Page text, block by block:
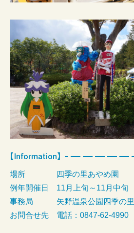
【Information】
場所
四季の里あやめ園
例年開催日
11月上旬～11月中旬
事務局
矢野温泉公園四季の里
お問合せ先
電話：0847-62-4990